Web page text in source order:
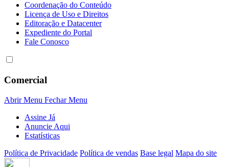
Coordenação do Conteúdo
Licença de Uso e Direitos
Editoração e Datacenter
Expediente do Portal
Fale Conosco
Comercial
Abrir Menu Fechar Menu
Assine Já
Anuncie Aqui
Estatísticas
Política de Privacidade Política de vendas Base legal Mapa do site